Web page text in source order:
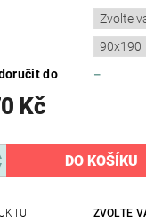
do –
Kč
ZVOLTE